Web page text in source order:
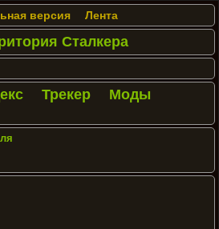
версия Лента
Сталкера
Трекер
Моды